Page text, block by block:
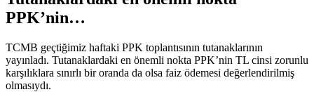
PPK’nin…
TCMB geçtiğimiz haftaki PPK toplantısının tutanaklarının
yayınladı. Tutanaklardaki en önemli nokta PPK’nin TL cinsi zorunlu
karşılıklara sınırlı bir oranda da olsa faiz ödemesi değerlendirilmiş
olmasıydı.